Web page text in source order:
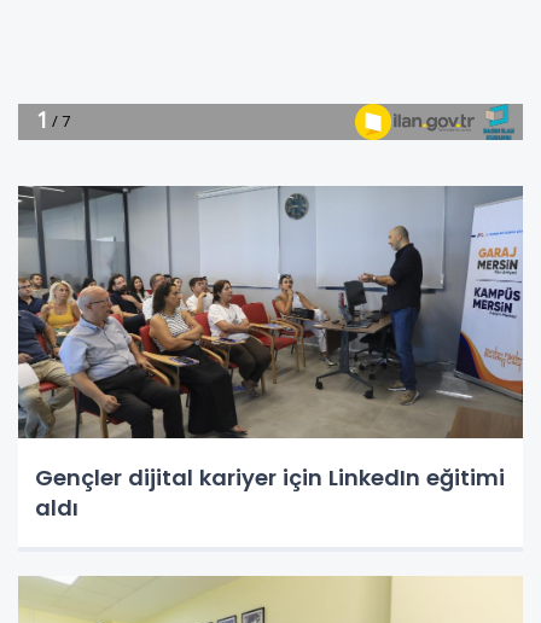
Gençler dijital kariyer için LinkedIn eğitimi
aldı